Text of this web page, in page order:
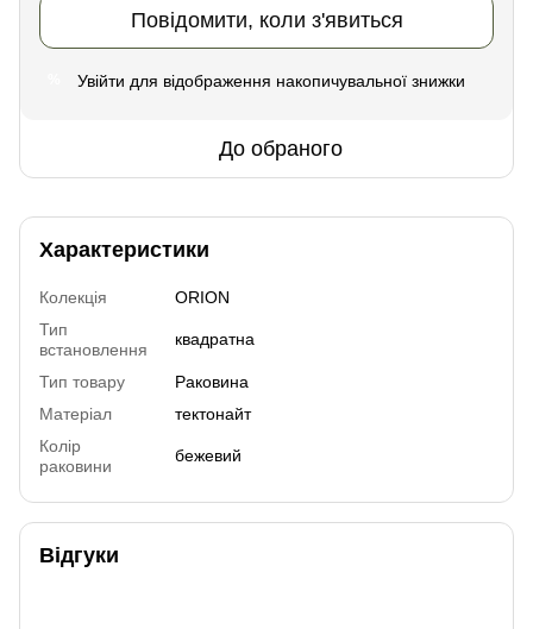
Повідомити, коли з'явиться
Увійти для відображення накопичувальної знижки
До обраного
Характеристики
Колекція
ORION
Тип
встановлення
квадратна
Тип товару
Раковина
Матеріал
тектонайт
Колір
раковини
бежевий
Відгуки